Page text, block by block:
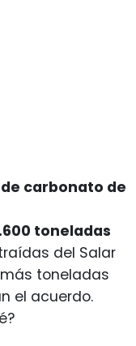
de carbonato de
toneladas
del Salar
toneladas
el acuerdo.